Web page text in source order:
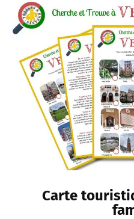
Carte